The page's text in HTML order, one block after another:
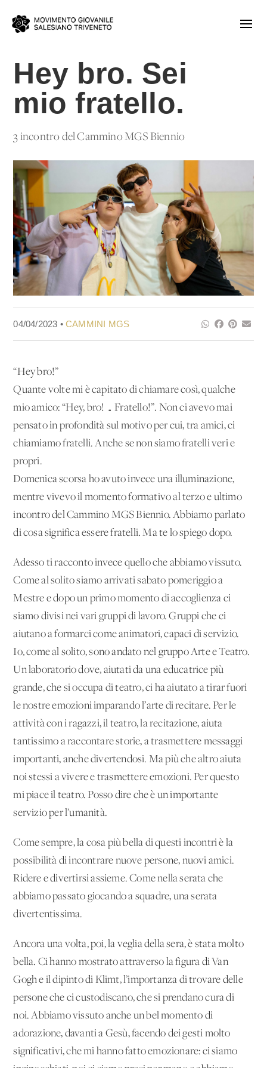
Hey bro. Sei
mio fratello.
3 incontro del Cammino MGS Biennio
04/04/2023 •CAMMINI MGS
“Hey bro!”
Quante volte mi è capitato di chiamare così, qualche
mio amico: “Hey, bro! … Fratello!”. Non ci avevo mai
pensato in profondità sul motivo per cui, tra amici, ci
chiamiamo fratelli. Anche se non siamo fratelli veri e
propri.
Domenica scorsa ho avuto invece una illuminazione,
mentre vivevo il momento formativo al terzo e ultimo
incontro del Cammino MGS Biennio. Abbiamo parlato
di cosa significa essere fratelli. Ma te lo spiego dopo.
Adesso ti racconto invece quello che abbiamo vissuto.
Come al solito siamo arrivati sabato pomeriggio a
Mestre e dopo un primo momento di accoglienza ci
siamo divisi nei vari gruppi di lavoro. Gruppi che ci
aiutano a formarci come animatori, capaci di servizio.
Io, come al solito, sono andato nel gruppo Arte e Teatro.
Un laboratorio dove, aiutati da una educatrice più
grande, che si occupa di teatro, ci ha aiutato a tirar fuori
le nostre emozioni imparando l’arte di recitare. Per le
attività con i ragazzi, il teatro, la recitazione, aiuta
tantissimo a raccontare storie, a trasmettere messaggi
importanti, anche divertendosi. Ma più che altro aiuta
noi stessi a vivere e trasmettere emozioni. Per questo
mi piace il teatro. Posso dire che è un importante
servizio per l’umanità.
Come sempre, la cosa più bella di questi incontri è la
possibilità di incontrare nuove persone, nuovi amici.
Ridere e divertirsi assieme. Come nella serata che
abbiamo passato giocando a squadre, una serata
divertentissima.
Ancora una volta, poi, la veglia della sera, è stata molto
bella. Ci hanno mostrato attraverso la figura di Van
Gogh e il dipinto di Klimt, l’importanza di trovare delle
persone che ci custodiscano, che si prendano cura di
noi. Abbiamo vissuto anche un bel momento di
adorazione, davanti a Gesù, facendo dei gesti molto
significativi, che mi hanno fatto emozionare: ci siamo